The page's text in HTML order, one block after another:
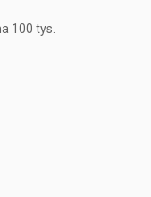
100 tys.